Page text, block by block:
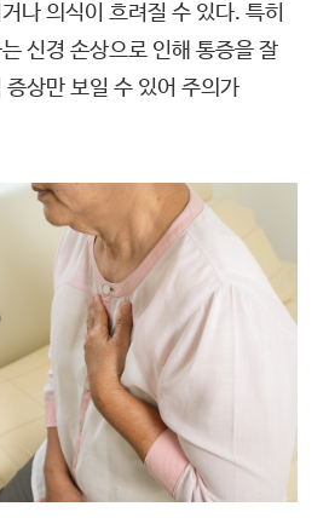
나 의식이 흐려질 수 있다. 특히
신경 손상으로 인해 통증을 잘
상만 보일 수 있어 주의가